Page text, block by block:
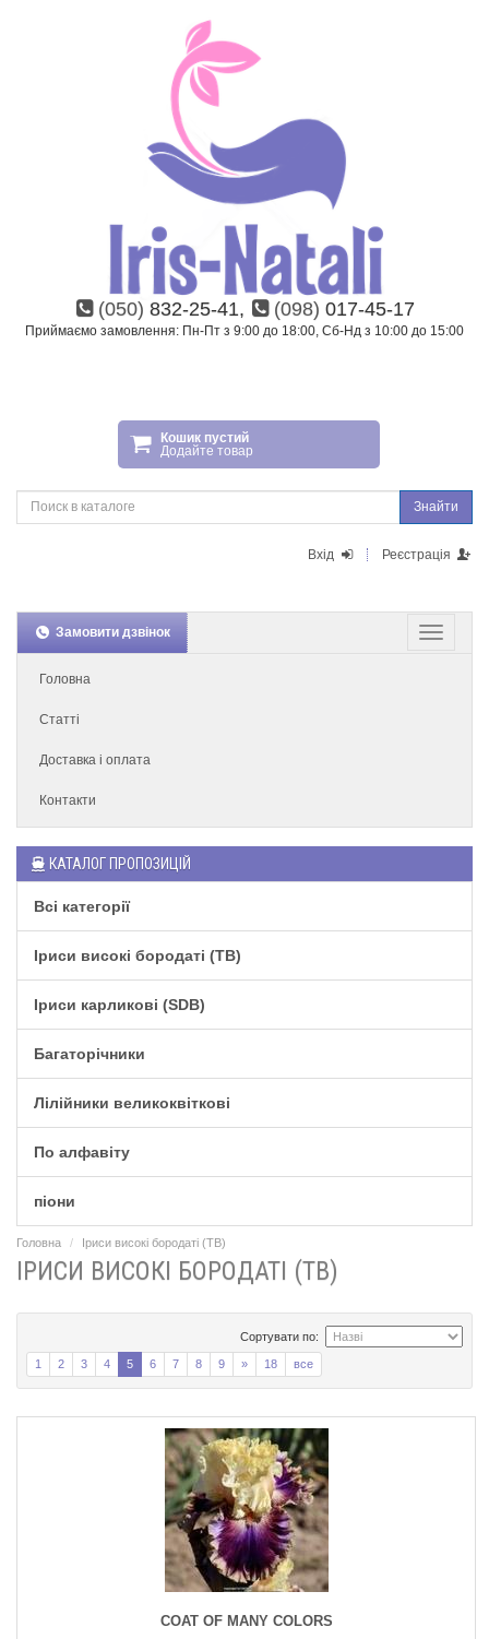
(050) 832-25-41, (098) 017-45-17
Приймаємо замовлення: Пн-Пт з 9:00 до 18:00, Сб-Нд з 10:00 до 15:00
Кошик пустий
Додайте товар
Знайти
Вхід Реєстрація
Замовити дзвінок
Головна
Статті
Доставка і оплата
Контакти
КАТАЛОГ ПРОПОЗИЦІЙ
Всі категорії
Іриси високі бородаті (TB)
Іриси карликові (SDB)
Багаторічники
Лілійники великоквіткові
По алфавіту
піони
Головна Іриси високі бородаті (TB)
ІРИСИ ВИСОКІ БОРОДАТІ (TB)
Сортувати по:
1 2 3 4 5 6 7 8 9 » 18 все
COAT OF MANY COLORS